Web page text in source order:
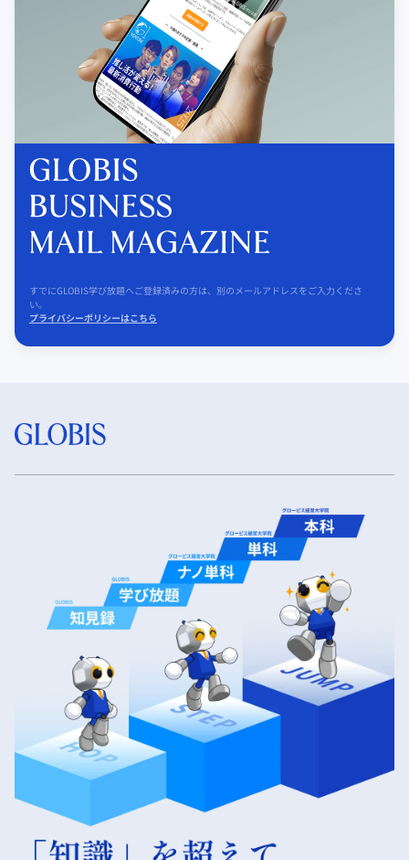
すでにGLOBIS学び放題へご登録済みの方は、別のメールアドレスをご入力くださ
い。
プライバシーポリシーはこちら